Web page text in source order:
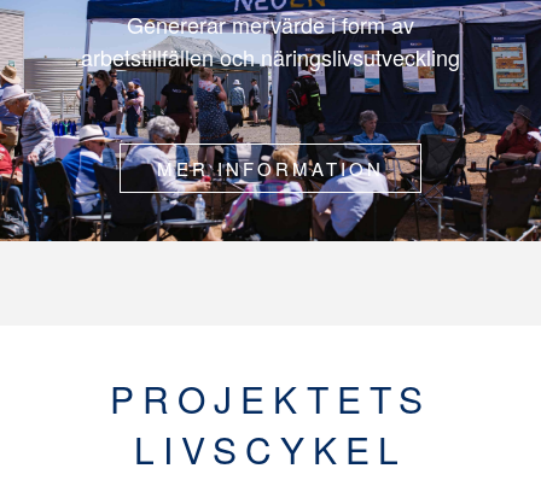
Genererar mervärde i form av
arbetstillfällen och näringslivsutveckling
MER INFORMATION
PROJEKTETS
LIVSCYKEL